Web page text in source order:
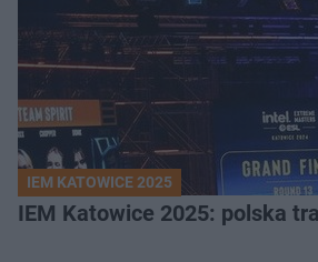
IEM KATOWICE 2025
IEM Katowice 2025: polska